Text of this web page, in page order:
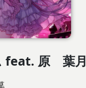
feat. 原 葉月